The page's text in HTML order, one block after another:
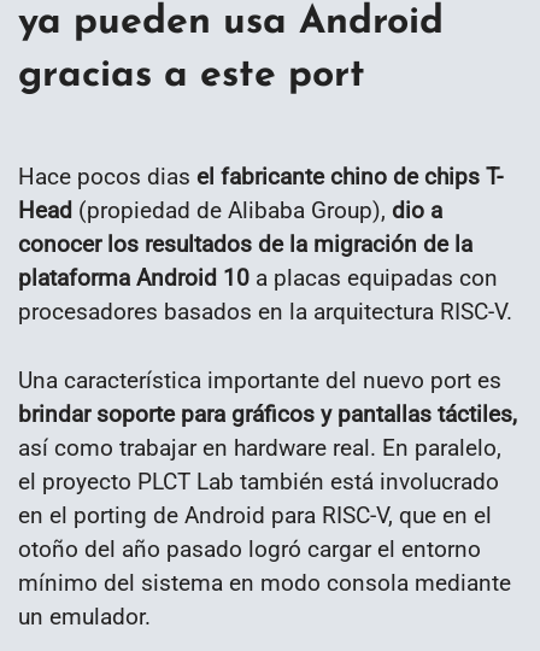
ya pueden usa Android
gracias a este port
Hace pocos dias el fabricante chino de chips T-
Head (propiedad de Alibaba Group), dio a
conocer los resultados de la migración de la
plataforma Android 10 a placas equipadas con
procesadores basados ​​en la arquitectura RISC-V.
Una característica importante del nuevo port es
brindar soporte para gráficos y pantallas táctiles,
así como trabajar en hardware real. En paralelo,
el proyecto PLCT Lab también está involucrado
en el porting de Android para RISC-V, que en el
otoño del año pasado logró cargar el entorno
mínimo del sistema en modo consola mediante
un emulador.